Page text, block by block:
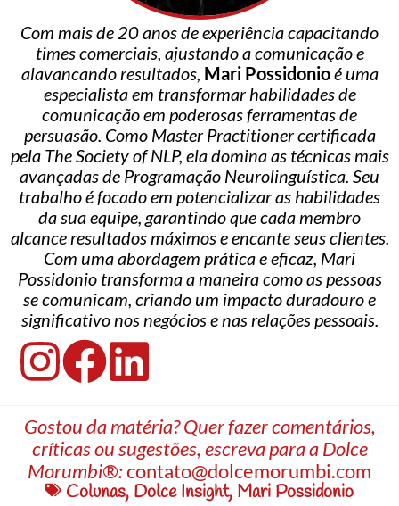
Com mais de 20 anos de experiência capacitando
times comerciais, ajustando a comunicação e
alavancando resultados, Mari Possidonioé uma
especialista em transformar habilidades de
comunicação em poderosas ferramentas de
persuasão. Como Master Practitionercertificada
pela The Society of NLP, ela domina as técnicas mais
avançadas de Programação Neurolinguística. Seu
trabalho é focado em potencializar as habilidades
da sua equipe, garantindo que cada membro
alcance resultados máximos e encante seus clientes.
Com uma abordagem prática e eficaz, Mari
Possidonio transforma a maneira como as pessoas
se comunicam, criando um impacto duradouro e
significativo nos negócios e nas relações pessoais.
Gostou da matéria? Quer fazer comentários,
críticas ou sugestões, escreva para a Dolce
Morumbi®:contato@dolcemorumbi.com
Colunas, Dolce Insight, Mari Possidonio